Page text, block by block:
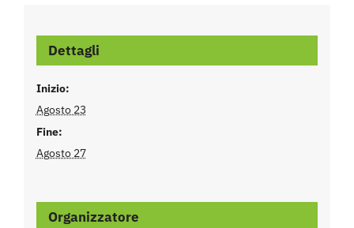
Dettagli
Inizio:
Agosto 23
Fine:
Agosto 27
Organizzatore